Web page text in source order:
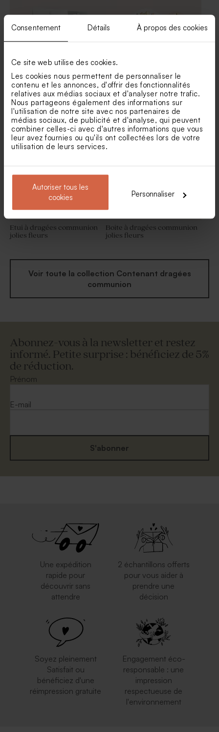
Consentement Détails À propos des cookies
Ce site web utilise des cookies.
Les cookies nous permettent de personnaliser le
contenu et les annonces, d'offrir des fonctionnalités
relatives aux médias sociaux et d'analyser notre trafic.
Nous partageons également des informations sur
l'utilisation de notre site avec nos partenaires de
médias sociaux, de publicité et d'analyse, qui peuvent
combiner celles-ci avec d'autres informations que vous
leur avez fournies ou qu'ils ont collectées lors de votre
utilisation de leurs services.
Autoriser tous les
cookies
Personnaliser
Étui à dragées communion
nature rose et fleurs
Étui à dragées original
communion champs de
fleurs
Etui à dragées communion
jolies fleurs
Boite à dragées communion
jolies fleurs
Voir toute la collection Contenant dragées
communion
Abonnez-vous à la newsletter et restez
informé. Petite surprise : bénéficiez de 5%
de réduction.
Prénom
E-mail
S'abonner
Une expédition
rapide pour
découvrir sans
attendre
2 échantillons offerts
pour vous aider à
prendre une
décision
Soyez pleinement
Satisfait ou
bénéficiez d'une
réimpression gratuite
Engagement éco-
responsable : une
impression
respectueuse de
l'environnement